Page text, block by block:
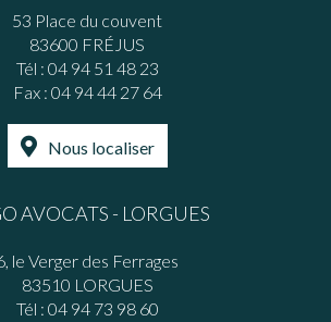
53 Place du couvent
83600 FRÉJUS
Tél : 04 94 51 48 23
Fax : 04 94 44 27 64
Nous localiser
AVOCATS - LORGUES
le Verger des Ferrages
83510 LORGUES
Tél : 04 94 73 98 60